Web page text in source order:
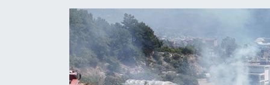
Gündem
Günün Manşetleri
Haber Kuşakları
Son Dakika Haberleri
Haber Arşivi